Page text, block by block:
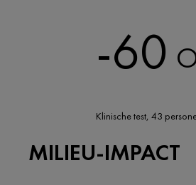
-60
Klinische test, 43
MILIEU-IMPACT